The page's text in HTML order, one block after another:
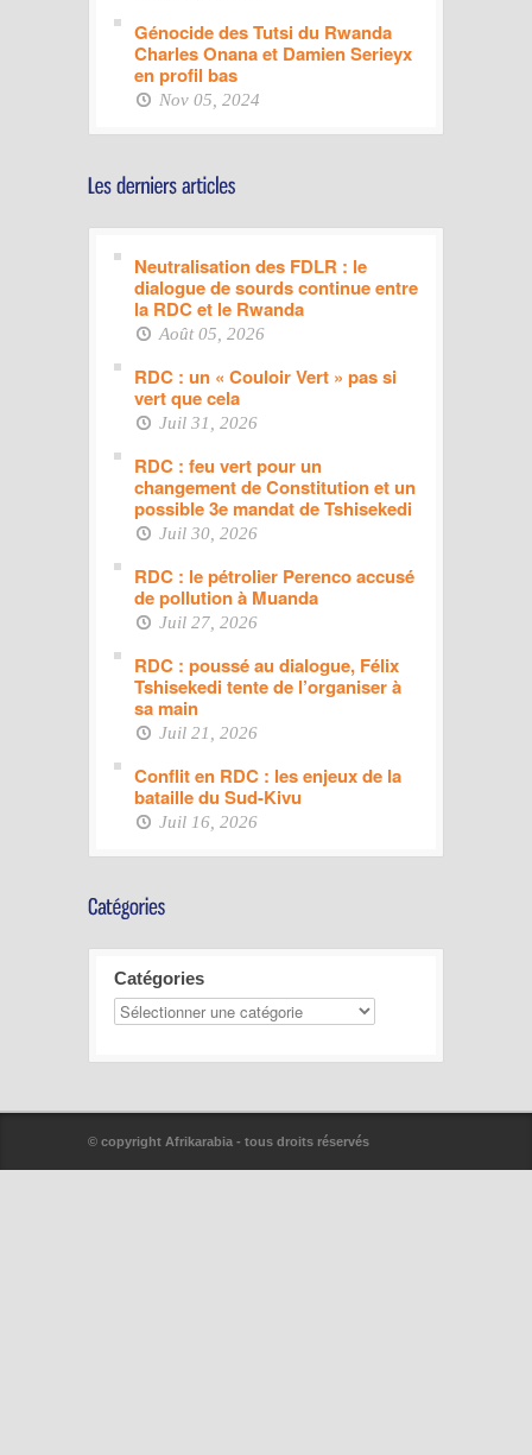
Génocide des Tutsi du Rwanda
Charles Onana et Damien Serieyx
en profil bas
Nov 05, 2024
Neutralisation des FDLR : le
dialogue de sourds continue entre
la RDC et le Rwanda
Août 05, 2026
RDC : un « Couloir Vert » pas si
vert que cela
Juil 31, 2026
RDC : feu vert pour un
changement de Constitution et un
possible 3e mandat de Tshisekedi
Juil 30, 2026
RDC : le pétrolier Perenco accusé
de pollution à Muanda
Juil 27, 2026
RDC : poussé au dialogue, Félix
Tshisekedi tente de l’organiser à
sa main
Juil 21, 2026
Conflit en RDC : les enjeux de la
bataille du Sud-Kivu
Juil 16, 2026
Catégories
© copyright Afrikarabia - tous droits réservés